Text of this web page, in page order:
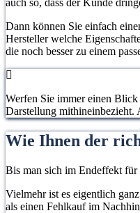
auch so, dass der Kunde
Dann können Sie einfach
Hersteller welche
die noch besser zu einem
Werfen Sie immer einen
Darstellung mithineinbezieht.
Wie Ihnen der
Bis man sich im Endeffekt für
Vielmehr ist es eigentlich
als einen Fehlkauf im